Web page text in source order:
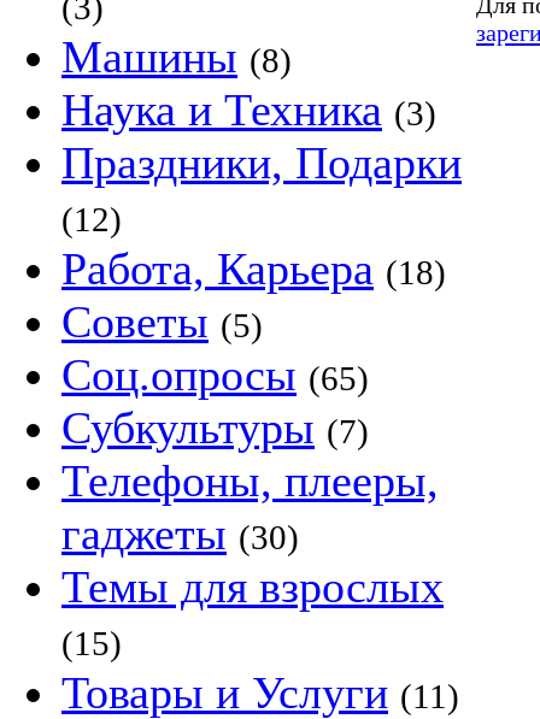
Машины (8)
Наука и Техника (3)
Праздники, Подарки
(12)
Работа, Карьера (18)
Советы (5)
Соц.опросы (65)
Субкультуры (7)
Телефоны, плееры,
гаджеты (30)
Темы для взрослых
(15)
Товары и Услуги (11)